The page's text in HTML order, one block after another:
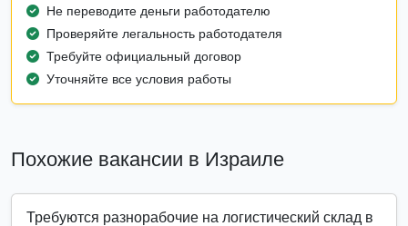
Не переводите деньги работодателю
Проверяйте легальность работодателя
Требуйте официальный договор
Уточняйте все условия работы
Похожие вакансии в Израиле
Требуются разнорабочие на логистический склад в